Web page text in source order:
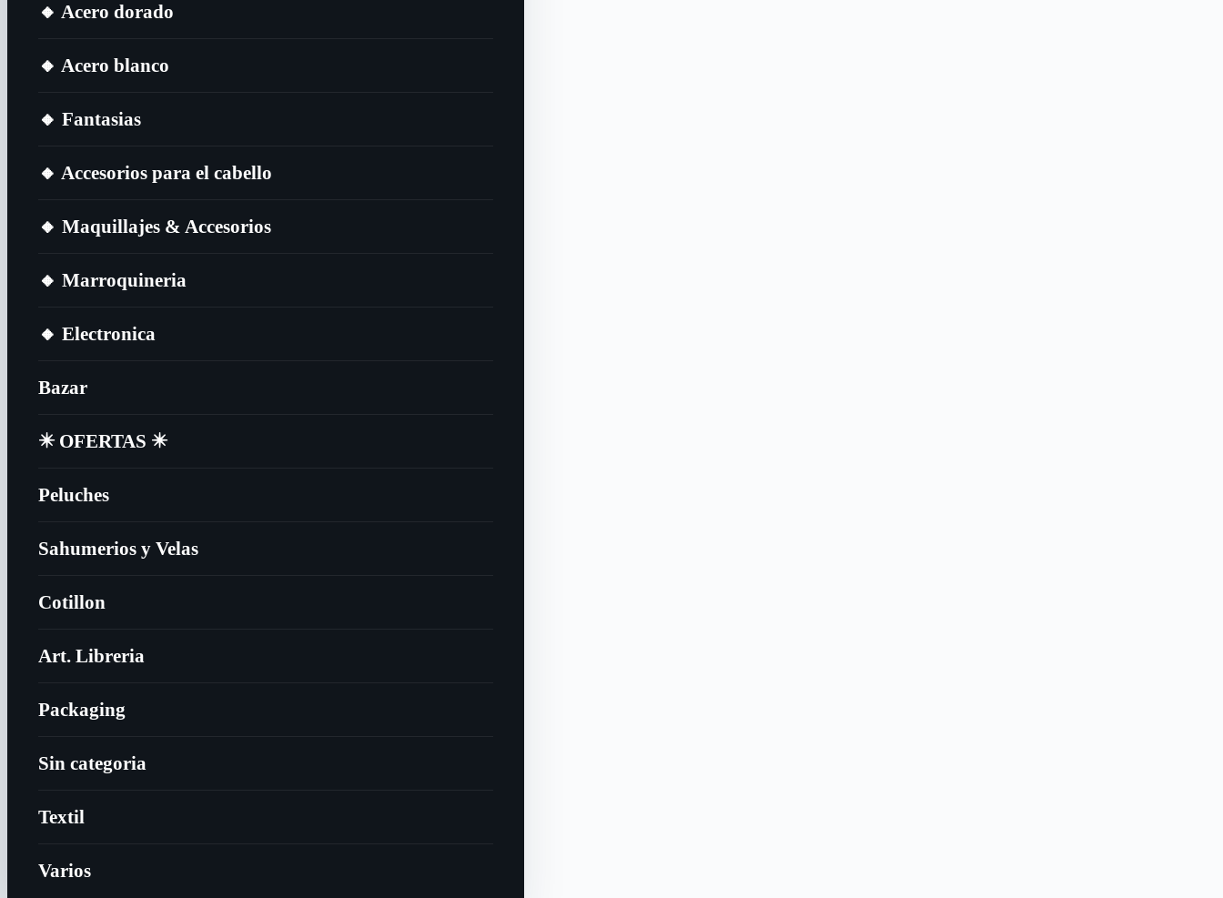
🔸​ Acero dorado
🔸​ Acero blanco
🔸​ Fantasias
🔸​ Accesorios para el cabello
🔸​ Maquillajes & Accesorios
🔸​ Marroquineria
🔸​ Electronica
Bazar
✴️​ OFERTAS ✴️​
Peluches
Sahumerios y Velas
Cotillon
Art. Libreria
Packaging
Sin categoria
Textil
Varios